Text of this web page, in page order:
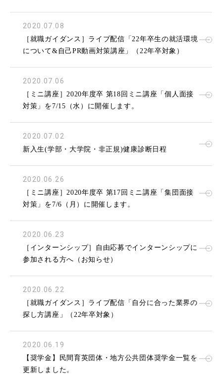
2020.07.08
［就職ガイダンス］ライブ配信「22年卒生の就活環境
について&自己PR動画対策講座」（22年卒対象）
2020.07.06
［ミニ講座］2020年度卒 第18回ミニ講座「個人面接
対策」を7/15（水）に開催します。
2020.07.02
新入生(学部・大学院・非正規)健康診断日程
2020.06.26
［ミニ講座］2020年度卒 第17回ミニ講座「集団面接
対策」を7/6（月）に開催します。
2020.06.23
［インターンシップ］自由応募でインターンシップに
参加される方へ（お知らせ）
2020.06.22
［就職ガイダンス］ライブ配信「自分に合った業界の
探し方講座」（22年卒対象）
2020.06.19
【奨学金】民間育英団体・地方公共団体奨学金一覧を
更新しました。